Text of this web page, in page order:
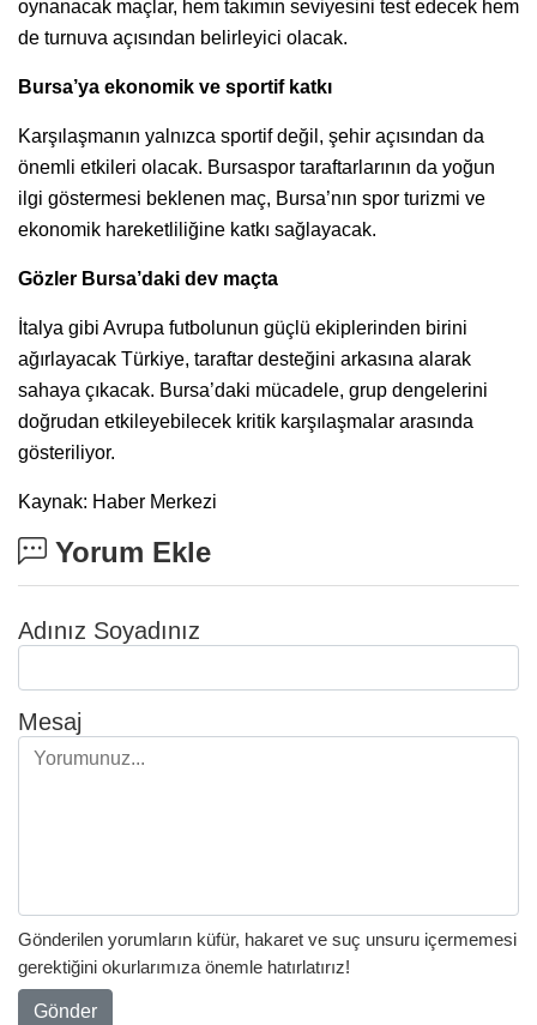
oynanacak maçlar, hem takımın seviyesini test edecek hem
de turnuva açısından belirleyici olacak.
Bursa’ya ekonomik ve sportif katkı
Karşılaşmanın yalnızca sportif değil, şehir açısından da
önemli etkileri olacak. Bursaspor taraftarlarının da yoğun
ilgi göstermesi beklenen maç, Bursa’nın spor turizmi ve
ekonomik hareketliliğine katkı sağlayacak.
Gözler Bursa’daki dev maçta
İtalya gibi Avrupa futbolunun güçlü ekiplerinden birini
ağırlayacak Türkiye, taraftar desteğini arkasına alarak
sahaya çıkacak. Bursa’daki mücadele, grup dengelerini
doğrudan etkileyebilecek kritik karşılaşmalar arasında
gösteriliyor.
Kaynak: Haber Merkezi
Yorum Ekle
Adınız Soyadınız
Mesaj
Gönderilen yorumların küfür, hakaret ve suç unsuru içermemesi
gerektiğini okurlarımıza önemle hatırlatırız!
Gönder